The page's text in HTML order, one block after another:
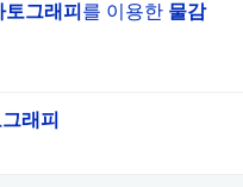
토그래피 를 이용한 물감
그래피